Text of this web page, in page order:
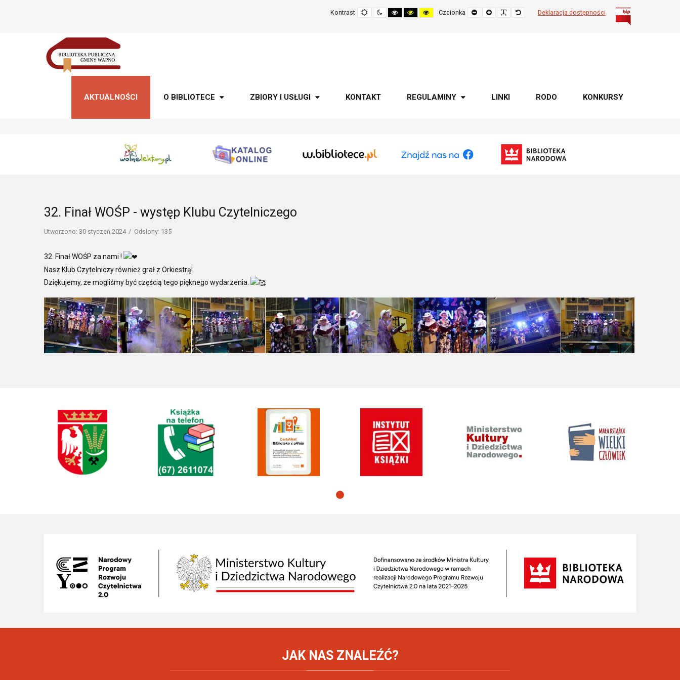
Deklaracja dostępności
Kontrast Domyślne
Tryb
nocny
Wysoki
kontrast
Wysoki
kontrast
Wysoki
kontrast
Czcionka
Zmniejsz
rozmiar
Powiększ
Popraw
czytelność
Przywróć
rozmiar
AKTUALNOŚCI O BIBLIOTECE ZBIORY I USŁUGI KONTAKT REGULAMINY LINKI RODO KONKURSY
32. Finał WOŚP - występ Klubu Czytelniczego
Utworzono: 30 styczeń 2024 Odsłony: 135
32. Finał WOŚP za nami !
Nasz Klub Czytelniczy również grał z Orkiestrą!
Dziękujemy, że mogliśmy być częścią tego pięknego wydarzenia.
JAKNAS ZNALEŹĆ?